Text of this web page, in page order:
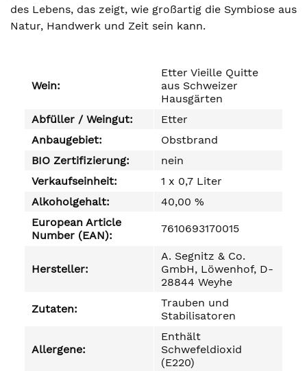
des Lebens, das zeigt, wie großartig die Symbiose aus
Natur, Handwerk und Zeit sein kann.
Wein:
Etter Vieille Quitte
aus Schweizer
Hausgärten
Abfüller / Weingut:
Etter
Anbaugebiet:
Obstbrand
BIO Zertifizierung:
nein
Verkaufseinheit:
1 x 0,7 Liter
Alkoholgehalt:
40,00 %
European Article
Number (EAN):
7610693170015
Hersteller:
A. Segnitz & Co.
GmbH, Löwenhof, D-
28844 Weyhe
Zutaten:
Trauben und
Stabilisatoren
Allergene:
Enthält
Schwefeldioxid
(E220)